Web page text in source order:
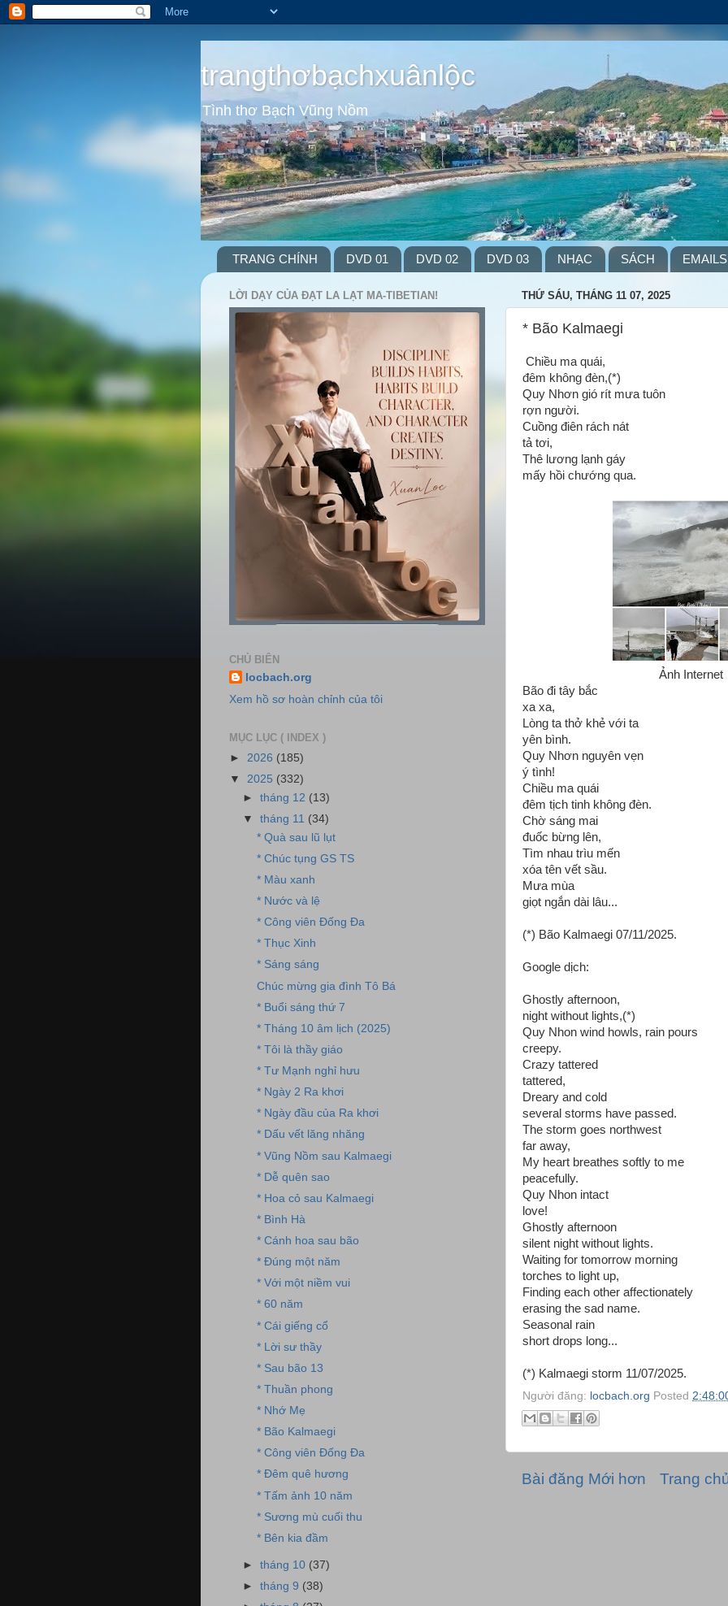
trangthơbạchxuânlộc
Tình thơ Bạch Vũng Nồm
TRANG CHÍNH DVD 01 DVD 02 DVD 03 NHẠC SÁCH EMAILS
THỨ SÁU, THÁNG 11 07, 2025
* Bão Kalmaegi
Chiều ma quái,
đêm không đèn,(*)
Quy Nhơn gió rít mưa tuôn
rợn người.
Cuồng điên rách nát
tả tơi,
Thê lương lạnh gáy
mấy hồi chướng qua.
Ảnh Internet
Bão đi tây bắc
xa xa,
Lòng ta thở khẻ với ta
yên bình.
Quy Nhơn nguyên vẹn
ý tình!
Chiều ma quái
đêm tịch tinh không đèn.
Chờ sáng mai
đuốc bừng lên,
Tìm nhau trìu mến
xóa tên vết sầu.
Mưa mùa
giọt ngắn dài lâu...
(*) Bão Kalmaegi 07/11/2025.
Google dịch:
Ghostly afternoon,
night without lights,(*)
Quy Nhon wind howls, rain pours
creepy.
Crazy tattered
tattered,
Dreary and cold
several storms have passed.
The storm goes northwest
far away,
My heart breathes softly to me
peacefully.
Quy Nhon intact
love!
Ghostly afternoon
silent night without lights.
Waiting for tomorrow morning
torches to light up,
Finding each other affectionately
erasing the sad name.
Seasonal rain
short drops long...
(*) Kalmaegi storm 11/07/2025.
Người đăng: locbach.org Posted
Bài đăng Mới hơn Trang
LỜI DẠY CỦA ĐẠT LA LẠT MA-TIBETIAN!
CHỦ BIÊN
locbach.org
Xem hồ sơ hoàn chỉnh của tôi
MỤC LỤC ( INDEX )
► 2026 (185)
▼ 2025 (332)
►tháng 12 (13)
▼tháng 11 (34)
* Quà sau lũ lụt
* Chúc tụng GS TS
* Màu xanh
* Nước và lệ
* Công viên Đống Đa
* Thục Xinh
* Sáng sáng
Chúc mừng gia đình Tô Bá
* Buổi sáng thứ 7
* Tháng 10 âm lịch (2025)
* Tôi là thầy giáo
* Tư Mạnh nghỉ hưu
* Ngày 2 Ra khơi
* Ngày đầu của Ra khơi
* Dấu vết lăng nhăng
* Vũng Nồm sau Kalmaegi
* Dễ quên sao
* Hoa cỏ sau Kalmaegi
* Bình Hà
* Cánh hoa sau bão
* Đúng một năm
* Với một niềm vui
* 60 năm
* Cái giếng cổ
* Lời sư thầy
* Sau bão 13
* Thuần phong
* Nhớ Mẹ
* Bão Kalmaegi
* Công viên Đống Đa
* Đêm quê hương
* Tấm ảnh 10 năm
* Sương mù cuối thu
* Bên kia đầm
►tháng 10 (37)
►tháng 9 (38)